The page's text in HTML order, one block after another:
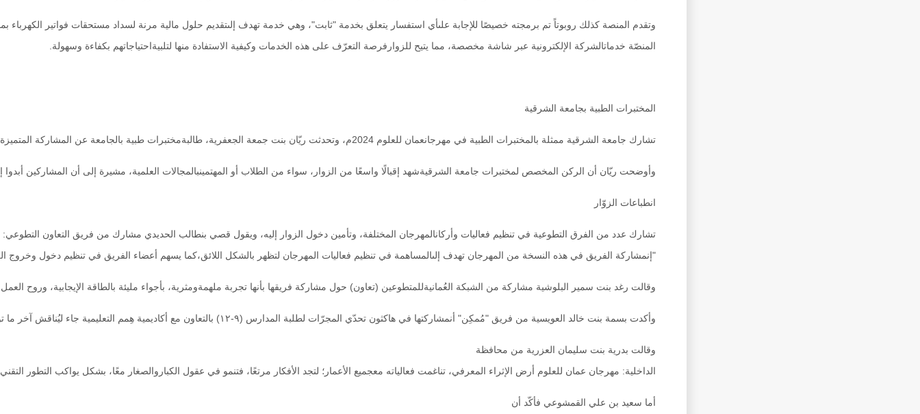
وتقدم المنصة كذلك روبوتاً تم برمجته خصيصًا للإجابة علىأي استفسار يتعلق بخدمة "ثابت"، وهي خدمة تهدف إلىتقديم حلول مالية مرنة لسداد مستحقات فواتير
المنصّة خدماتالشركة الإلكترونية عبر شاشة مخصصة، مما يتيح للزوارفرصة التعرّف على هذه الخدمات وكيفية الاستفادة منها لتلبيةاحتياجاتهم بكفاءة وسهولة.
المختبرات الطبية بجامعة الشرقية
تشارك جامعة الشرقية ممثلة بالمختبرات الطبية في مهرجانعمان للعلوم 2024م، وتحدثت ريّان بنت جمعة الجعفرية، طالبةمختبرات طبية بالجامعة عن المشاركة المتميزة للمختبرات فيالمهرجان، مؤكدةً أن الهدف الرئيسي من المشاركة هو تعزيزالوعي العلمي لدى الزوار عن الجهاز الدوري ووظائفه الحيوية،وقالت ريّان: تتمثل مشاركتنا في عرض مجسّمات محسوسةتوضح الدورة الدموية، التي تعرض كيفية انتقال الدم من القلبإلى باقي أجزاء الجسم، في تجربة تفاعلية تعزز الفهم العميقلهذه العملية الحيوية، وأضافت: الزوار كان لديهم الفرصةللتعرف على عدد من المفاهيم العلمية المتعلقة بالجهاز الدوريمن خلال تقنية الواقع الافتراضي؛ حيث يستطيع الزائر التفاعلمع مختلف أجزاء الجهاز الدوري للإنسان وفهم كيفية عملهبشكل دقيق. وطرحت التجربة معلومات عن أنواع الدم المختلفةوكيفية تأثيرها على الصحة العامة للجسم.
وأوضحت ريّان أن الركن المخصص لمختبرات جامعة الشرقيةشهد إقبالًا واسعًا من الزوار، سواء من الطلاب أو المهتمينبالمجالات العلمية، مشيرة إلى أن المشاركين أبدوا
انطباعات الزوّار
تشارك عدد من الفرق التطوعية في تنظيم فعاليات وأركانالمهرجان المختلفة، وتأمين دخول الزوار إليه، ويقول قصي بنطالب الحديدي مشارك من فريق التعاون التطوعي:
"إنمشاركة الفريق في هذه النسخة من المهرجان تهدف إلىالمساهمة في تنظيم فعاليات المهرجان لتظهر بالشكل اللائق،كما يسهم أعضاء الفريق في تنظيم دخول وخروج
وقالت رغد بنت سمير البلوشية مشاركة من الشبكة العُمانيةللمتطوعين (تعاون) حول مشاركة فريقها بأنها تجربة ملهمةومثرية، بأجواء مليئة بالطاقة الإيجابية،
وأكدت بسمة بنت خالد العويسية من فريق "مُمكِن" أنمشاركتها في هاكثون تحدّي المجرّات لطلبة المدارس (٩-١٢) بالتعاون مع أكاديمية هِمم التعليمية جاء ليُناقش آخر ما توصلإليه العلم في مجالِ الفضاء، ويشارك في الهاكثون (٤) فرقمن بين أكثر من (١٨٠) فريق سجّل في الاستبانة، ويقدمالهاكثون العديد من الورش التي تناقش التحديات التييواجهها البشر في الفضاء.
وقالت بدرية بنت سليمان العزرية من محافظة
الداخلية: مهرجان عمان للعلوم أرض الإثراء المعرفي، تناغمت فعالياته معجميع الأعمار؛ لتجد الأفكار مرتعًا، فتنمو في عقول الكباروالصغار معًا، بشكل يواكب التطور
أما سعيد بن علي القمشوعي فأكّد أن